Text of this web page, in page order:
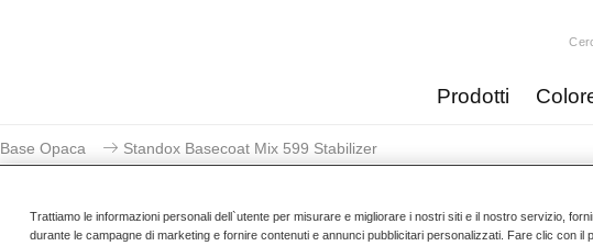
Prodotti
Base Opaca Standox Basecoat Mix 599 Stabilizer
Trattiamo le informazioni personali dell`utente per misurare e migliorare i nostri siti e il nostro servizio,
durante le campagne di marketing e fornire contenuti e annunci pubblicitari personalizzati. Fare clic con il